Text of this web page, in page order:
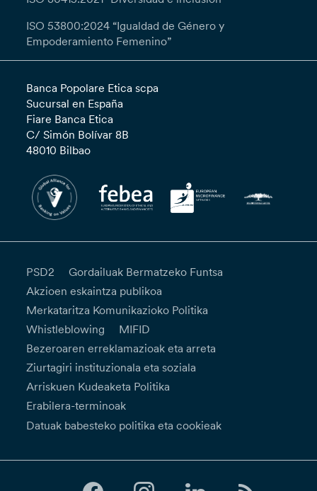
ISO 53800:2024 “Igualdad de Género y
Empoderamiento Femenino”
Banca Popolare Etica scpa
Sucursal en España
Fiare Banca Etica
C/ Simón Bolívar 8B
48010 Bilbao
PSD2
Gordailuak Bermatzeko Funtsa
Akzioen eskaintza publikoa
Merkataritza Komunikazioko Politika
Whistleblowing
MIFID
Bezeroaren erreklamazioak eta arreta
Ziurtagiri instituzionala eta soziala
Arriskuen Kudeaketa Politika
Erabilera-terminoak
Datuak babesteko politika eta cookieak